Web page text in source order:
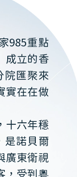
985重點
成立的香
院匯聚來
實在在做
十六年穩
是諾貝爾
廣東衛視